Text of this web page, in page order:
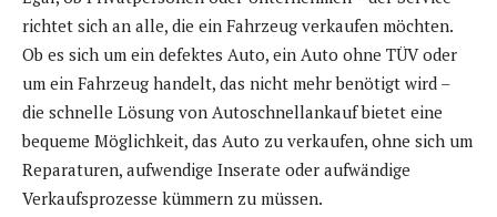
richtet sich an alle, die ein Fahrzeug verkaufen möchten.
Ob es sich um ein defektes Auto, ein Auto ohne TÜV oder
um ein Fahrzeug handelt, das nicht mehr benötigt wird –
die schnelle Lösung von Autoschnellankauf bietet eine
bequeme Möglichkeit, das Auto zu verkaufen, ohne sich um
Reparaturen, aufwendige Inserate oder aufwändige
Verkaufsprozesse kümmern zu müssen.